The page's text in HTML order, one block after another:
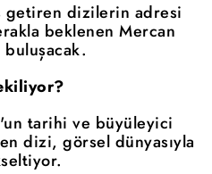
getiren dizilerin adresi
beklenen Mercan
tarihi ve büyüleyici
dizi, görsel dünyasıyla